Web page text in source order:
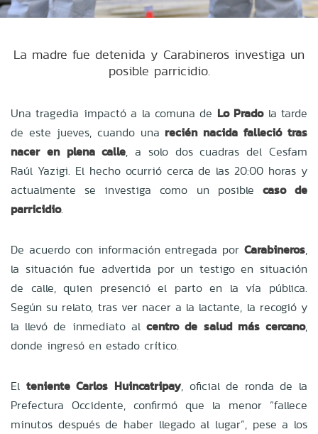
La madre fue detenida y Carabineros investiga un
posible parricidio.
Una tragedia impactó a la comuna de Lo Pradola tarde
de este jueves, cuando una recién nacida falleció tras
nacer en plena calle, a solo dos cuadras del Cesfam
Raúl Yazigi. El hecho ocurrió cerca de las 20:00 horas y
actualmente se investiga como un posible caso de
parricidio.
De acuerdo con información entregada por Carabineros,
la situación fue advertida por un testigo en situación
de calle, quien presenció el parto en la vía pública.
Según su relato, tras ver nacer a la lactante, la recogió y
la llevó de inmediato alcentro de salud más cercano,
donde ingresó en estado crítico.
El teniente Carlos Huincatripay, oficial de ronda de la
Prefectura Occidente, confirmó que la menor “fallece
minutos después de haber llegado al lugar”, pese a los